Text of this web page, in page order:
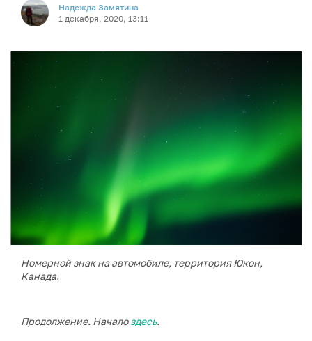
Надежда Замятина
1 декабря, 2020, 13:11
Номерной знак на автомобиле, территория Юкон,
Канада.
Продолжение. Началоздесь.